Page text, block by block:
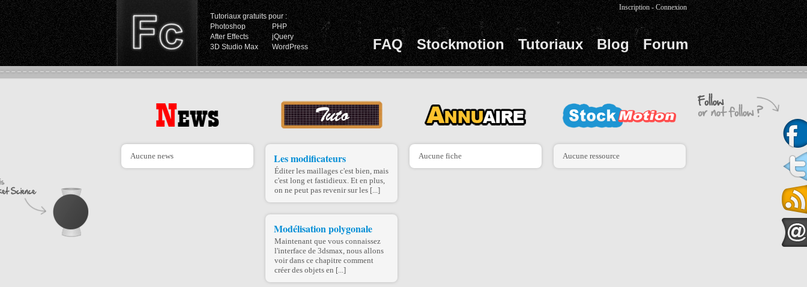
Tutoriaux gratuits pour :
Photoshop
PHP
After Effects
jQuery
3D Studio Max
WordPress FAQ Stockmotion Tutoriaux Blog Forum
Inscription -Connexion
Aucune news Les modificateurs
Éditer les maillages c'est bien, mais
c'est long et fastidieux. Et en plus,
on ne peut pas revenir sur les [...]
Modélisation polygonale
Maintenant que vous connaissez
l'interface de 3dsmax, nous allons
voir dans ce chapitre comment
créer des objets en [...]
Aucune fiche Aucune ressource